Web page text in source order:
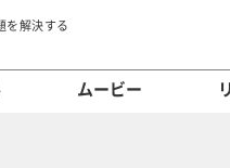
を解決する
ムービー